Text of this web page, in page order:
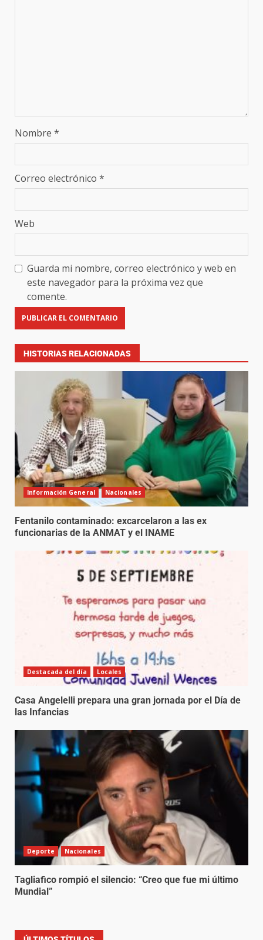
Nombre *
Correo electrónico *
Web
Guarda mi nombre, correo electrónico y web en
este navegador para la próxima vez que
comente.
HISTORIAS RELACIONADAS
Información General Nacionales
Fentanilo contaminado: excarcelaron a las ex
funcionarias de la ANMAT y el INAME
Destacada del día Locales
Casa Angelelli prepara una gran jornada por el Día de
las Infancias
Deporte Nacionales
Tagliafico rompió el silencio: “Creo que fue mi último
Mundial”